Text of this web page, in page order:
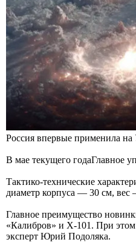
Россия впервые применила
В мае текущего годаГлавное
Тактико-технические
диаметр корпуса — 30 см, вес
Главное преимущество
«Калибров» и Х-101. При этом
эксперт Юрий Подоляка.